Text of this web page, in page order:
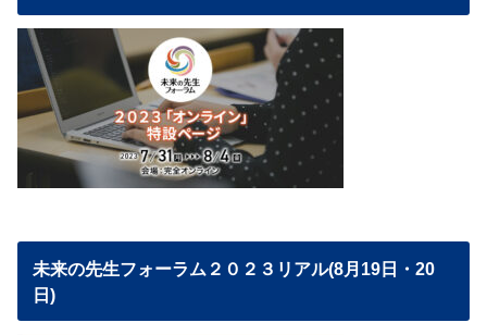
未来の先生フォーラム２０２３リアル(8月19日・20
日)